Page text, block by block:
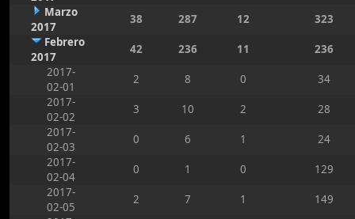
Marzo
2017
38 287 12
323
Febrero
2017
42 236 11
236
2017-
02-01
2 8 0
34
2017-
02-02
3 10 2
28
2017-
02-03
0 6 1
24
2017-
02-04
0 1 0
129
2017-
02-05
2 7 1
149